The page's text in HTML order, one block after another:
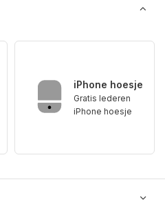
iPhone hoesje
Gratis lederen
iPhone hoesje